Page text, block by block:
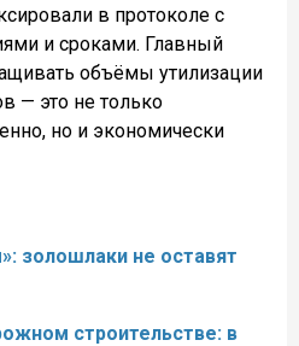
в протоколе с
и сроками. Главный
объёмы утилизации
— это не только
но и экономически
золошлаки не оставят
строительстве: в